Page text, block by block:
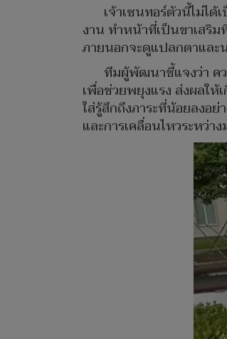
เจ้าเซนทอร์ตัวนี้ไม่ไ
งาน ทำหน้าที่เป็นขาเสริ
ภายนอกจะดูแปลกตาและ
ทีมผู้พัฒนาชี้แจงว่า คว
เพื่อช่วยพยุงแรง ส่งผลใ
ใส่รู้สึกถึงภาระที่น้อยลงอ
และการเคลื่อนไหวระหว่